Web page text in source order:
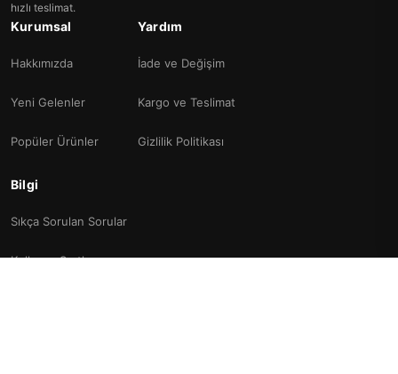
hızlı teslimat.
Kurumsal
Hakkımızda
Yeni Gelenler
Popüler Ürünler
Yardım
İade ve Değişim
Kargo ve Teslimat
Gizlilik Politikası
Bilgi
Sıkça Sorulan Sorular
Kullanım Şartları